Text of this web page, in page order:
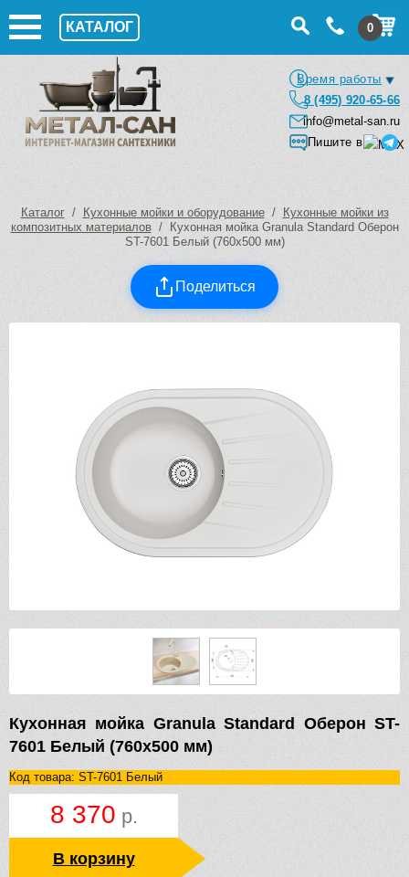
КАТАЛОГ 0
Время работы
8 (495) 920-65-66
info@metal-san.ru
Пишите в
Каталог/ Кухонные мойки и оборудование/
Кухонные мойки из
композитных материалов/ Кухонная мойка Granula Standard Оберон
ST-7601 Белый (760х500 мм)
Поделиться
Кухонная мойка Granula Standard Оберон ST-
7601 Белый (760х500 мм)
Код товара: ST-7601 Белый
8 370 р.
В корзину